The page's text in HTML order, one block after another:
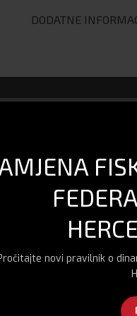
novi pravilnik o
DODATNE